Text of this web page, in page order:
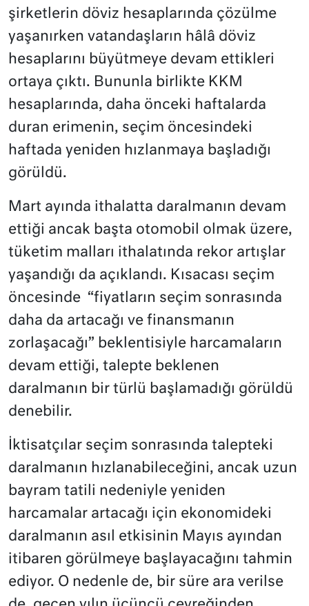
şirketlerin döviz hesaplarında çözülme
yaşanırken vatandaşların hâlâ döviz
hesaplarını büyütmeye devam ettikleri
ortaya çıktı. Bununla birlikte KKM
hesaplarında, daha önceki haftalarda
duran erimenin, seçim öncesindeki
haftada yeniden hızlanmaya başladığı
görüldü.
Mart ayında ithalatta daralmanın devam
ettiği ancak başta otomobil olmak üzere,
tüketim malları ithalatında rekor artışlar
yaşandığı da açıklandı. Kısacası seçim
öncesinde “fiyatların seçim sonrasında
daha da artacağı ve finansmanın
zorlaşacağı” beklentisiyle harcamaların
devam ettiği, talepte beklenen
daralmanın bir türlü başlamadığı görüldü
denebilir.
İktisatçılar seçim sonrasında talepteki
daralmanın hızlanabileceğini, ancak uzun
bayram tatili nedeniyle yeniden
harcamalar artacağı için ekonomideki
daralmanın asıl etkisinin Mayıs ayından
itibaren görülmeye başlayacağını tahmin
ediyor. O nedenle de, bir süre ara verilse